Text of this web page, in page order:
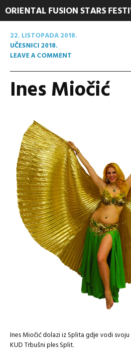
ORIENTAL FUSION STARS
22. LISTOPADA 2018.
UČESNICI 2018.
LEAVE A COMMENT
Ines Miočić
Ines Miočić dolazi iz Splita gdje vodi
KUD Trbušni ples Split.